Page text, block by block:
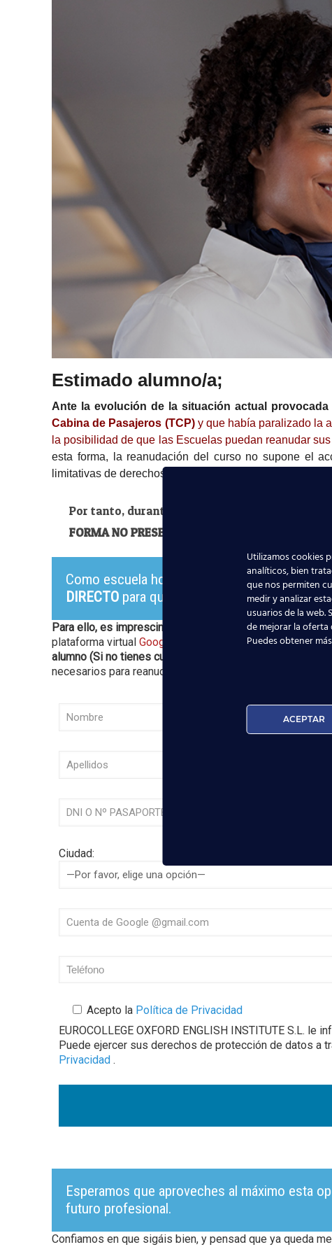
Estimado alumno/a;
Ante la evolución de la situación actual provocada
Cabina de Pasajeros (TCP) y que había paralizado la
la posibilidad de que las Escuelas puedan reanudar
esta forma, la reanudación del curso no supone el
limitativas de derechos y movilidad, bajo las
Por tanto, durante este mes de
FORMA NO PRESENCIAL
Como escuela homologada por la AESA y
DIRECTO para que puedas iniciar o reanudar
Para ello, es imprescindible que cumplimentes tus
plataforma virtualGoogle Classroom
Antes de
alumno (Si no tienes cuenta en GMAIL,
necesarios para reanudar o empezar tu formación TCP.
Ciudad:
Acepto la Política de Privacidad
EUROCOLLEGE OXFORD ENGLISH INSTITUTE S.L.
Puede ejercer sus derechos de protección de datos a
Privacidad .
Esperamos que aproveches al máximo esta
futuro profesional.
Confiamos en que sigáis bien, y pensad que ya queda
Utilizamos cookies
analíticos, bien
que nos permiten
medir y analizar
usuarios de la web.
de mejorar la oferta
Puedes obtener
ACEPTAR